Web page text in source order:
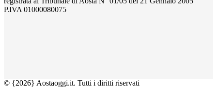
P.IVA 01000080075
© {2026} Aostaoggi.it. Tutti i diritti riservati